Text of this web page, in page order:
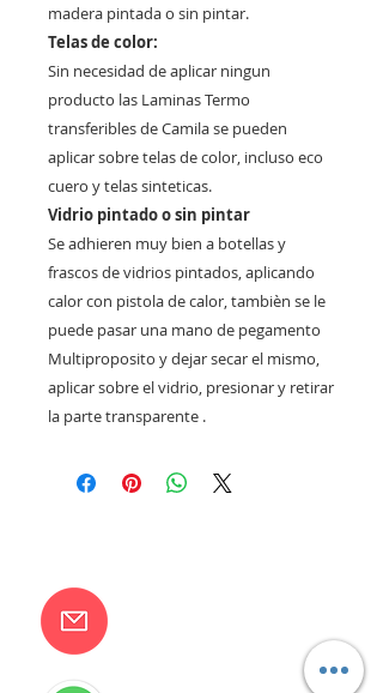
madera pintada o sin pintar.
Telas de color:
Sin necesidad de aplicar ningun
producto las Laminas Termo
transferibles de Camila se pueden
aplicar sobre telas de color, incluso eco
cuero y telas sinteticas.
Vidrio pintado o sin pintar
Se adhieren muy bien a botellas y
frascos de vidrios pintados, aplicando
calor con pistola de calor, tambièn se le
puede pasar una mano de pegamento
Multiproposito y dejar secar el mismo,
aplicar sobre el vidrio, presionar y retirar
la parte transparente .